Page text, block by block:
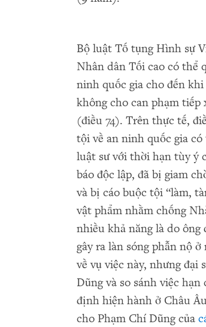
Bộ luật Tố tụng Hình sự
Nhân dân Tối cao có thể
ninh quốc gia cho đến
không cho can phạm
(điều 74). Trên thực tế,
tội về an ninh quốc gia
luật sư với thời hạn tùy ý
báo độc lập, đã bị giam
và bị cáo buộc tội “làm,
vật phẩm nhằm chống
nhiều khả năng là do ông
gây ra làn sóng phẫn nộ
về vụ việc này, nhưng đại
Dũng và so sánh việc
định hiện hành ở Châu
cho Phạm Chí Dũng của